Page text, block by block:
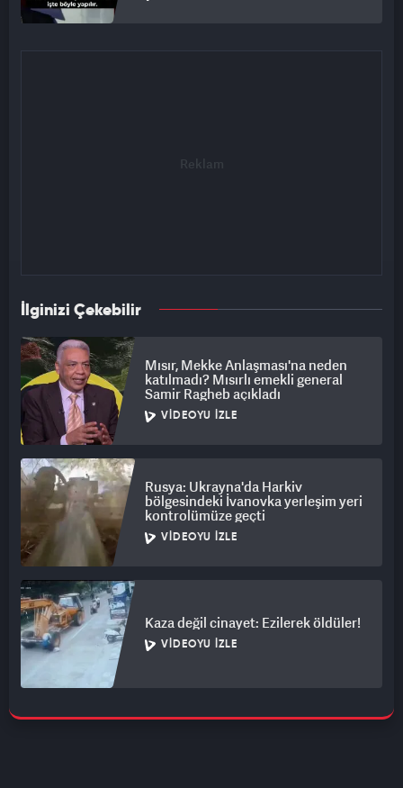
İlginizi Çekebilir
Mısır, Mekke Anlaşması'na neden
katılmadı? Mısırlı emekli general
Samir Ragheb açıkladı
VIDEOYU İZLE
Rusya: Ukrayna'da Harkiv
bölgesindeki İvanovka yerleşim yeri
kontrolümüze geçti
VIDEOYU İZLE
Kaza değil cinayet: Ezilerek öldüler!
VIDEOYU İZLE